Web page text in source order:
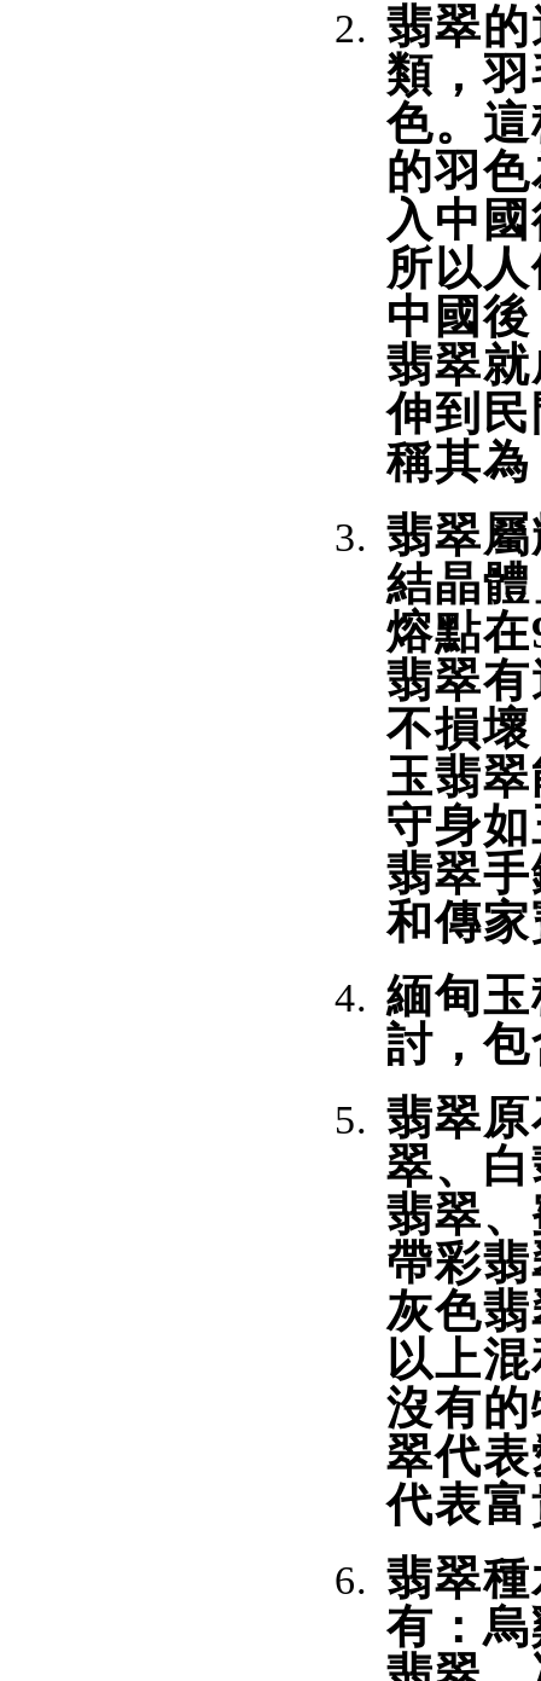
翡翠
類，
色。
的羽
入中
所以
中國
翡翠
伸到
稱其
翡翠
結晶
熔點
翡翠
不損
玉翡
守身
翡翠
和傳
緬甸
討，
翡翠
翠、
翡翠
帶彩
灰色
以上
沒有
翠代
代表
翡翠
有：